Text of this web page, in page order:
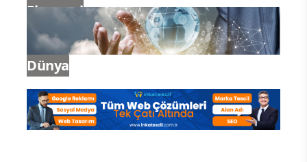
Ekonomi
Dünya